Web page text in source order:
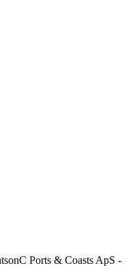
Ports & Coasts ApS -